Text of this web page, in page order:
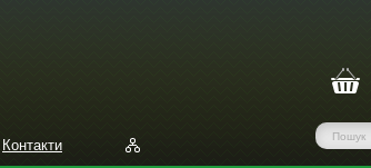
Контакти